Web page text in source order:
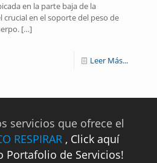
en la parte baja de la
crucial en el soporte del peso de
[…]
Leer Más...
servicios que ofrece el
RESPIRAR , Click aquí
Portafolio de Servicios!